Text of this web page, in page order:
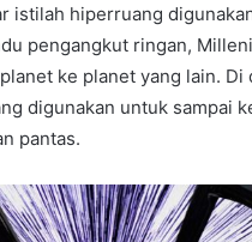
istilah hiperruang
pengangkut ringan,
ke planet yang lain. Di
digunakan untuk sampai
pantas.